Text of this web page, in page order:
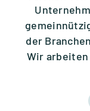
der
Wir